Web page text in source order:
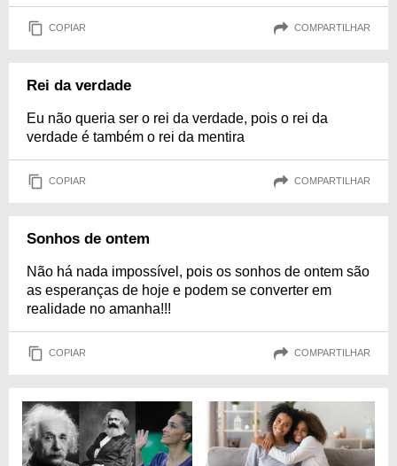
COPIAR COMPARTILHAR
Rei da verdade
Eu não queria ser o rei da verdade, pois o rei da
verdade é também o rei da mentira
COPIAR COMPARTILHAR
Sonhos de ontem
Não há nada impossível, pois os sonhos de ontem são
as esperanças de hoje e podem se converter em
realidade no amanha!!!
COPIAR COMPARTILHAR